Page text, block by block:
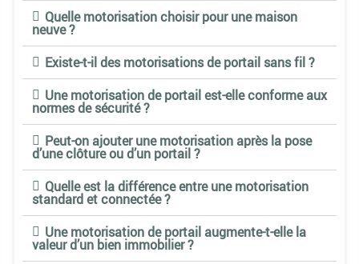
Quelle motorisation choisir pour une maison
neuve ?
Existe-t-il des motorisations de portail sans fil ?
Une motorisation de portail est-elle conforme aux
normes de sécurité ?
Peut-on ajouter une motorisation après la pose
d’une clôture ou d’un portail ?
Quelle est la différence entre une motorisation
standard et connectée ?
Une motorisation de portail augmente-t-elle la
valeur d’un bien immobilier ?